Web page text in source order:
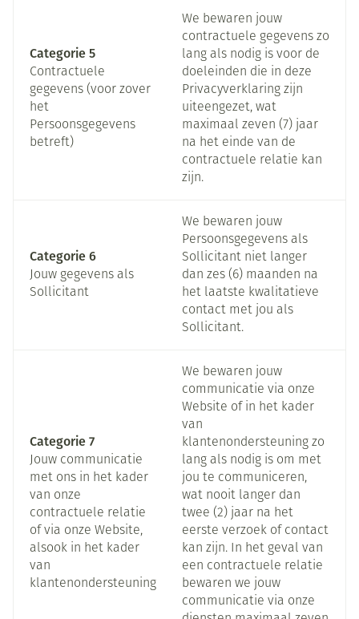
Categorie 5
Contractuele
gegevens (voor zover
het
Persoonsgegevens
betreft)
We bewaren jouw
contractuele gegevens zo
lang als nodig is voor de
doeleinden die in deze
Privacyverklaring zijn
uiteengezet, wat
maximaal zeven (7) jaar
na het einde van de
contractuele relatie kan
zijn.
Categorie 6
Jouw gegevens als
Sollicitant
We bewaren jouw
Persoonsgegevens als
Sollicitant niet langer
dan zes (6) maanden na
het laatste kwalitatieve
contact met jou als
Sollicitant.
Categorie 7
Jouw communicatie
met ons in het kader
van onze
contractuele relatie
of via onze Website,
alsook in het kader
van
klantenondersteuning
We bewaren jouw
communicatie via onze
Website of in het kader
van
klantenondersteuning zo
lang als nodig is om met
jou te communiceren,
wat nooit langer dan
twee (2) jaar na het
eerste verzoek of contact
kan zijn. In het geval van
een contractuele relatie
bewaren we jouw
communicatie via onze